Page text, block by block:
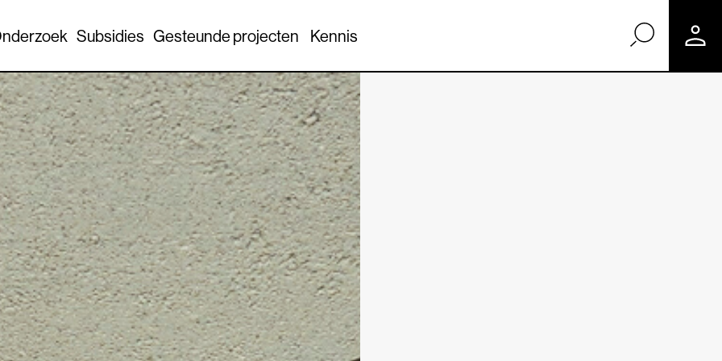
Subsidies Gesteunde projecten Kennis